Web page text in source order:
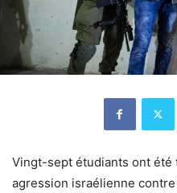
Vingt-sept étudiants ont été
agression israélienne